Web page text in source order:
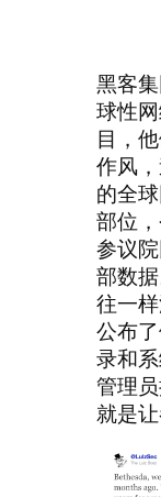
黑客
球性
目，
作风
的全
部位
参议
部数
往一
公布
录和
管理
就是让